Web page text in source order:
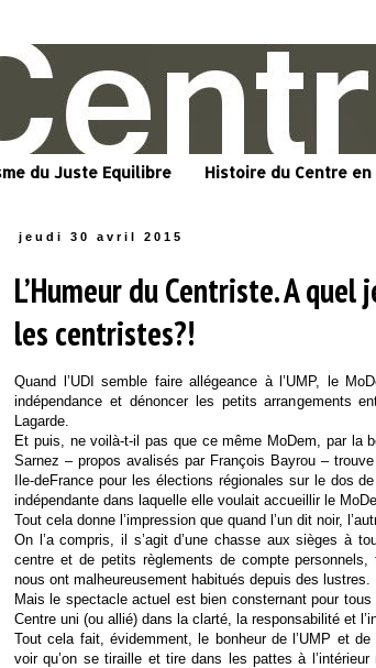
du Juste Equilibre Histoire du Centre en
jeudi 30 avril 2015
L’Humeur du Centriste. A
les centristes?!
Quand l’UDI semble faire allégeance à l’UMP, le
indépendance et dénoncer les petits arrangements
Lagarde.
Et puis, ne voilà-t-il pas que ce même MoDem, par la
Sarnez – propos avalisés par François Bayrou –
Ile-deFrance pour les élections régionales sur le dos
indépendante dans laquelle elle voulait accueillir le
Tout cela donne l’impression que quand l’un dit noir,
On l’a compris, il s’agit d’une chasse aux sièges à
centre et de petits règlements de compte
nous ont malheureusement habitués depuis des lustres.
Mais le spectacle actuel est bien consternant pour
Centre uni (ou allié) dans la clarté, la responsabilité et
Tout cela fait, évidemment, le bonheur de l’UMP et
voir qu’on se tiraille et tire dans les pattes à l’intérieur